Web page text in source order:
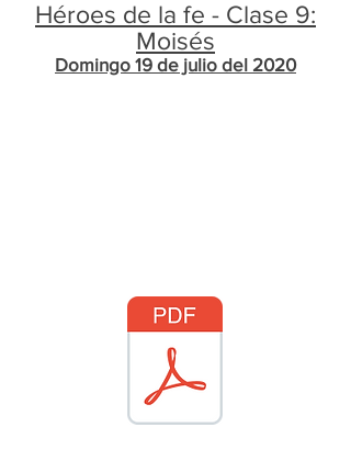
Héroes de la fe - Clase 9:
Moisés
Domingo 19 de julio del 2020